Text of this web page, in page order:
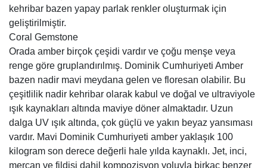
kehribar bazen yapay parlak renkler oluşturmak için
geliştirilmiştir.
Coral Gemstone
Orada amber birçok çeşidi vardır ve çoğu menşe veya
renge göre gruplandırılmış. Dominik Cumhuriyeti Amber
bazen nadir mavi meydana gelen ve floresan olabilir. Bu
çeşitlilik nadir kehribar olarak kabul ve doğal ve ultraviyole
ışık kaynakları altında maviye döner almaktadır. Uzun
dalga UV ışık altında, çok güçlü ve yakın beyaz yansıması
vardır. Mavi Dominik Cumhuriyeti amber yaklaşık 100
kilogram son derece değerli hale yılda kaynaklı. Jet, inci,
mercan ve fildişi dahil kompozisyon yoluyla birkaç benzer